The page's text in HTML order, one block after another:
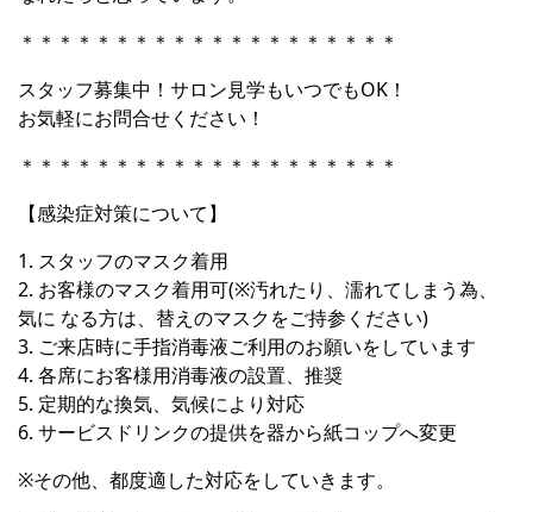
＊＊＊＊＊＊＊＊＊＊＊＊＊＊＊＊＊＊＊＊
スタッフ募集中！サロン見学もいつでもOK！
お気軽にお問合せください！
＊＊＊＊＊＊＊＊＊＊＊＊＊＊＊＊＊＊＊＊
【感染症対策について】
1. スタッフのマスク着用
2. お客様のマスク着用可(※汚れたり、濡れてしまう為、
気に なる方は、替えのマスクをご持参ください)
3. ご来店時に手指消毒液ご利用のお願いをしています
4. 各席にお客様用消毒液の設置、推奨
5. 定期的な換気、気候により対応
6. サービスドリンクの提供を器から紙コップへ変更
※その他、都度適した対応をしていきます。